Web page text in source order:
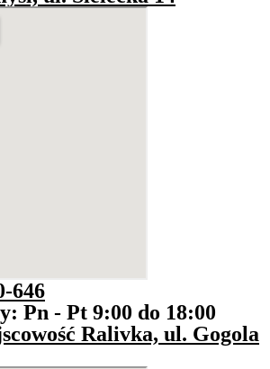
646
Pn - Pt 9:00 do 18:00
Ralivka, ul. Gogola